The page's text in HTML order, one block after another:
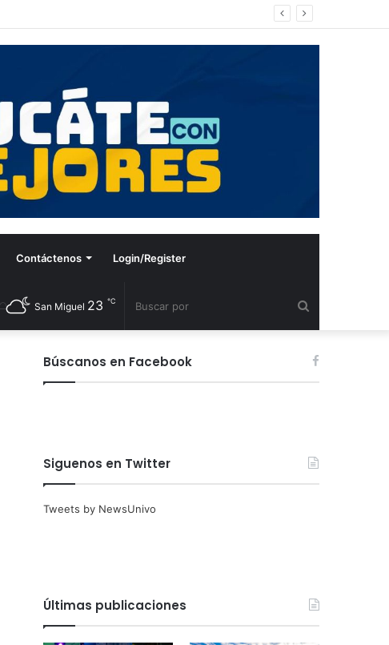
Contáctenos Login/Register
por
San Miguel 23 ℃
Búscanos en Facebook
Siguenos en Twitter
Tweets by NewsUnivo
Últimas publicaciones